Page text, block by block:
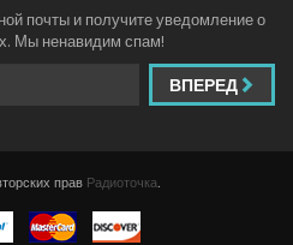
почты и получите уведомление о
Мы ненавидим спам!
ВПЕРЕД
прав Радиоточка.